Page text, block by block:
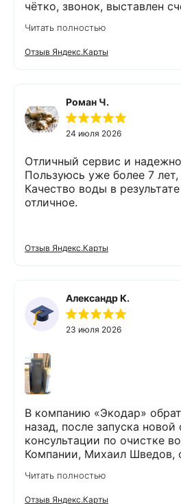
чётко, звонок, выставлен
выполнено (всё чётко без
приятно работать с
обязательными людьми.
Читать полностью
Отзыв Яндекс.Карты
Роман Ч.
24 июля 2026
Отличный сервис и
Пользуюсь уже более 7 лет,
Качество воды в
отличное.
Отзыв Яндекс.Карты
Александр К.
23 июля 2026
В компанию «Экодар» обратился два года
назад, после запуска
консультации по очистке
Компании, Михаил Шведов,
подобрать оптимальный
офис для заключения
Читать полностью
Отзыв Яндекс.Карты